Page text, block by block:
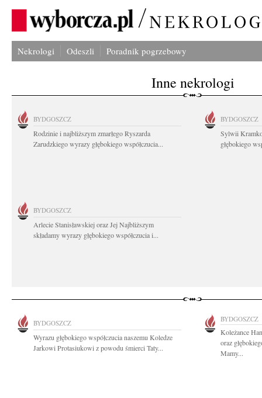
Nekrologi Odeszli Poradnik pogrzebowy
Inne nekrologi
BYDGOSZCZ
Rodzinie i najbliższym zmarłego Ryszarda
Zarudzkiego wyrazy głębokiego współczucia...
BYDGOSZCZ
Sylwii
głębokiego
BYDGOSZCZ
Arlecie Stanisławskiej oraz Jej Najbliższym
składamy wyrazy głębokiego współczucia i...
BYDGOSZCZ
Wyrazu głębokiego współczucia naszemu Koledze
Jarkowi Protasiukowi z powodu śmierci Taty...
BYDGOSZCZ
Koleżance
oraz
Mamy...